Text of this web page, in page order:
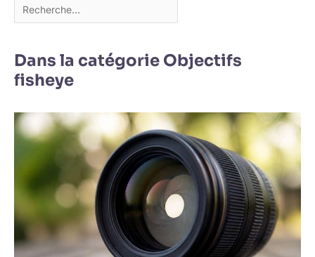
Dans la catégorie Objectifs
fisheye